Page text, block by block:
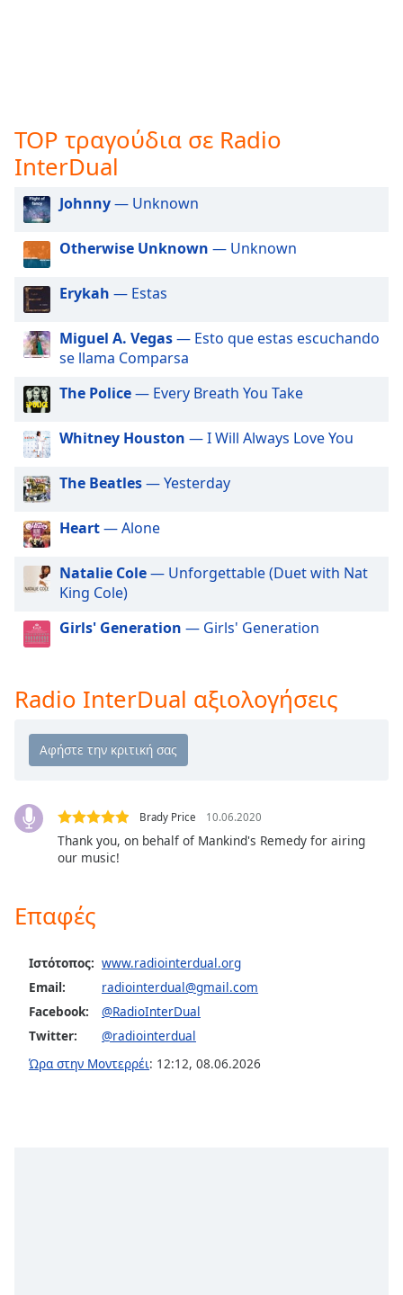
settings
dialog
subtitles
off
selected
Audio
Track
Picture-
in-
Picture
Fullscreen
modal
window.
Beginning
dialog
window.
Escape
and
close
window.
Opacity
Caption
Area
Background
Color
TOP τραγούδια σε Radio
InterDual
Johnny— Unknown
Otherwise Unknown — Unknown
Erykah — Estas
Miguel A. Vegas— Esto que estas escuchando
se llama Comparsa
The Police— Every Breath You Take
Whitney Houston — I Will Always Love You
The Beatles— Yesterday
Heart— Alone
Natalie Cole— Unforgettable (Duet with Nat
King Cole)
Girls' Generation — Girls' Generation
Radio InterDual αξιολογήσεις
Brady Price 10.06.2020
Thank you, on behalf of Mankind's Remedy for airing
our music!
Επαφές
Ιστότοπος: www.radiointerdual.org
Email:
radiointerdual@gmail.com
Facebook:
@RadioInterDual
Twitter:
@radiointerdual
Ώρα στην Μοντερρέι: 12:12, 08.06.2026